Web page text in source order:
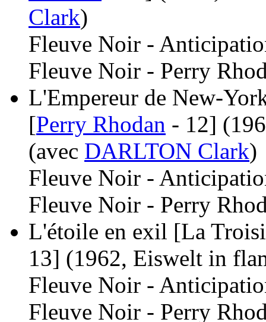
Clark)
Fleuve Noir -
Fleuve Noir - Perry
L'Empereur de New-
[Perry Rhodan - 12]
(avec DARLTON Clark)
Fleuve Noir -
Fleuve Noir - Perry
L'étoile en exil [La
13] (1962, Eiswelt in
Fleuve Noir -
Fleuve Noir - Perry